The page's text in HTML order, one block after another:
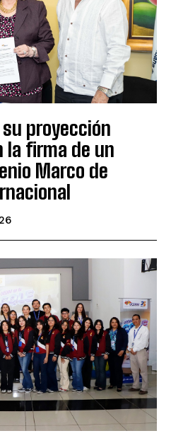
proyección
la firma de un
Marco de